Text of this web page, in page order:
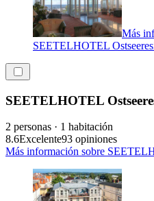
Más
SEETELHOTEL
SEETELHOTEL
2 personas · 1 habitación
8.6Excelente93 opiniones
Más información sobre